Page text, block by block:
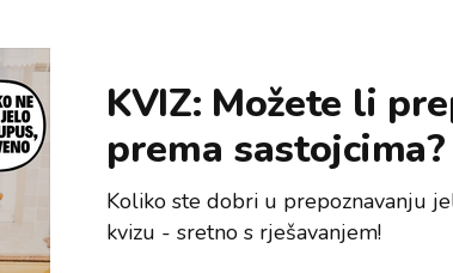
KVIZ: Možete li
prema sastojcima?
Koliko ste dobri u prepoznavanju
kvizu - sretno s rješavanjem!